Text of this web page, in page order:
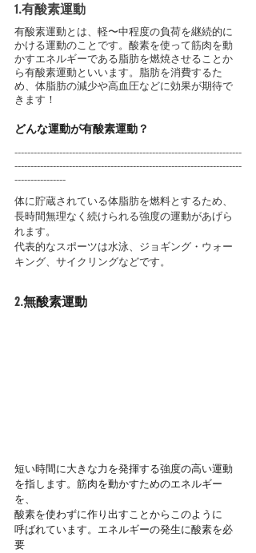
1.有酸素運動
有酸素運動とは、軽〜中程度の負荷を継続的に
かける運動のことです。酸素を使って筋肉を動
かすエネルギーである脂肪を燃焼させることか
ら有酸素運動といいます。脂肪を消費するた
め、体脂肪の減少や高血圧などに効果が期待で
きます！
どんな運動が有酸素運動？
-----------------------------------------------------------------------
-----------------------------------------------------------------------
----------------
体に貯蔵されている体脂肪を燃料とするため、
長時間無理なく続けられる強度の運動があげら
れます。
代表的なスポーツは水泳、ジョギング・ウォー
キング、サイクリングなどです。
2.無酸素運動
短い時間に大きな力を発揮する強度の高い運動
を指します。筋肉を動かすためのエネルギー
を、
酸素を使わずに作り出すことからこのように
呼ばれています。エネルギーの発生に酸素を必
要